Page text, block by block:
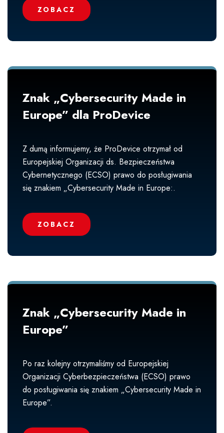
ZOBACZ
Znak „Cybersecurity Made in
Europe” dla ProDevice
Z dumą informujemy, że ProDevice otrzymał od
Europejskiej Organizacji ds. Bezpieczeństwa
Cybernetycznego (ECSO) prawo do posługiwania
się znakiem „Cybersecurity Made in Europe:.
ZOBACZ
Znak „Cybersecurity Made in
Europe”
Po raz kolejny otrzymaliśmy od Europejskiej
Organizacji Cyberbezpieczeństwa (ECSO) prawo
do posługiwania się znakiem „Cybersecurity Made in
Europe”.